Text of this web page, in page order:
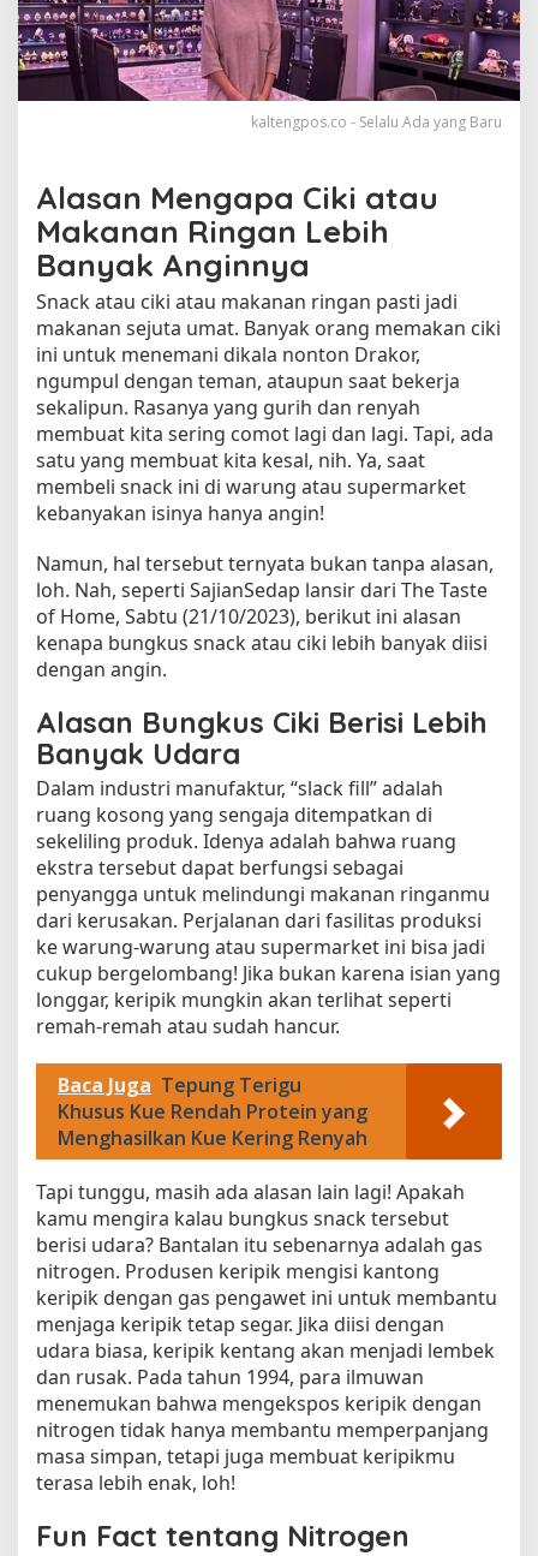
n
g
s
C
i
a
t
u
S
n
a
c
k
y
a
n
g
e
n
g
a
n
n
e
b
i
h
B
a
n
y
a
k
d
r
a
kaltengpos.co - Selalu Ada yang Baru
Alasan Mengapa Ciki atau
Makanan Ringan Lebih
Banyak Anginnya
Snack atau ciki atau makanan ringan pasti jadi
makanan sejuta umat. Banyak orang memakan ciki
ini untuk menemani dikala nonton Drakor,
ngumpul dengan teman, ataupun saat bekerja
sekalipun. Rasanya yang gurih dan renyah
membuat kita sering comot lagi dan lagi. Tapi, ada
satu yang membuat kita kesal, nih. Ya, saat
membeli snack ini di warung atau supermarket
kebanyakan isinya hanya angin!
Namun, hal tersebut ternyata bukan tanpa alasan,
loh. Nah, seperti SajianSedap lansir dari The Taste
of Home, Sabtu (21/10/2023), berikut ini alasan
kenapa bungkus snack atau ciki lebih banyak diisi
dengan angin.
Alasan Bungkus Ciki Berisi Lebih
Banyak Udara
Dalam industri manufaktur, “slack fill” adalah
ruang kosong yang sengaja ditempatkan di
sekeliling produk. Idenya adalah bahwa ruang
ekstra tersebut dapat berfungsi sebagai
penyangga untuk melindungi makanan ringanmu
dari kerusakan. Perjalanan dari fasilitas produksi
ke warung-warung atau supermarket ini bisa jadi
cukup bergelombang! Jika bukan karena isian yang
longgar, keripik mungkin akan terlihat seperti
remah-remah atau sudah hancur.
Baca Juga Tepung Terigu
Khusus Kue Rendah Protein yang
Menghasilkan Kue Kering Renyah
Tapi tunggu, masih ada alasan lain lagi! Apakah
kamu mengira kalau bungkus snack tersebut
berisi udara? Bantalan itu sebenarnya adalah gas
nitrogen. Produsen keripik mengisi kantong
keripik dengan gas pengawet ini untuk membantu
menjaga keripik tetap segar. Jika diisi dengan
udara biasa, keripik kentang akan menjadi lembek
dan rusak. Pada tahun 1994, para ilmuwan
menemukan bahwa mengekspos keripik dengan
nitrogen tidak hanya membantu memperpanjang
masa simpan, tetapi juga membuat keripikmu
terasa lebih enak, loh!
Fun Fact tentang Nitrogen